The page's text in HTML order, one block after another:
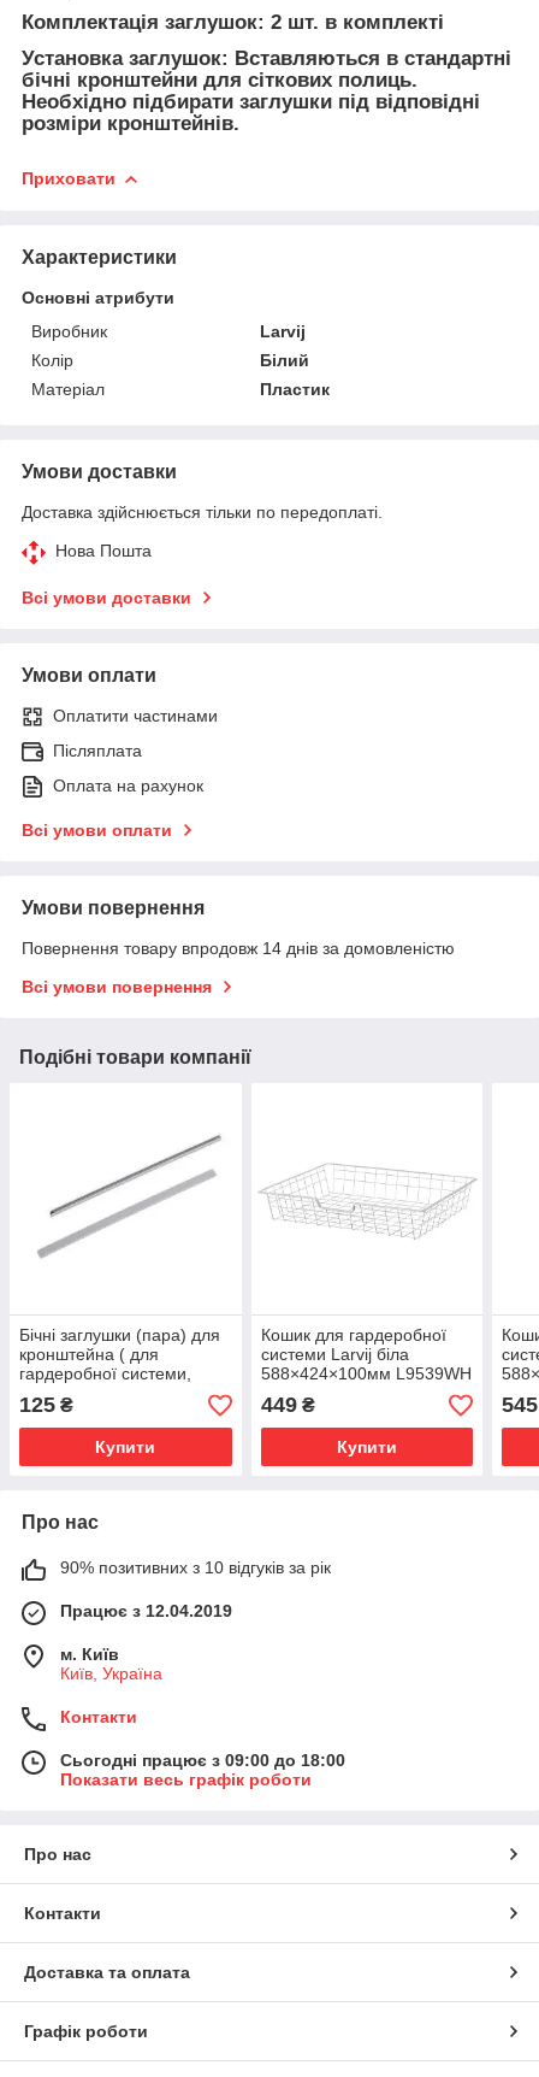
Комплектація заглушок: 2 шт. в комплекті
Установка заглушок: Вставляються в стандартні
бічні кронштейни для сіткових полиць.
Необхідно підбирати заглушки під відповідні
розміри кронштейнів.
Приховати
Характеристики
Основні атрибути
Виробник
Larvij
Колір
Білий
Матеріал
Пластик
Умови доставки
Доставка здійснюється тільки по передоплаті.
Нова Пошта
Всі умови доставки
Умови оплати
Оплатити частинами
Післяплата
Оплата на рахунок
Всі умови оплати
Умови повернення
Повернення товару впродовж 14 днів за домовленістю
Всі умови повернення
Подібні товари компанії
Бічні заглушки (пара) для
кронштейна ( для
гардеробної системи,
системи зберігання Larvij)
L6176GA
125 ₴
Купити
Кошик для гардеробної
системи Larvij біла
588×424×100мм L9539WH
449₴
Купити
545
Про нас
90% позитивних з 10 відгуків за рік
Працює з 12.04.2019
м. Київ
Київ, Україна
Контакти
Сьогодні працює з 09:00 до 18:00
Показати весь графік роботи
Про нас
Контакти
Доставка та оплата
Графік роботи